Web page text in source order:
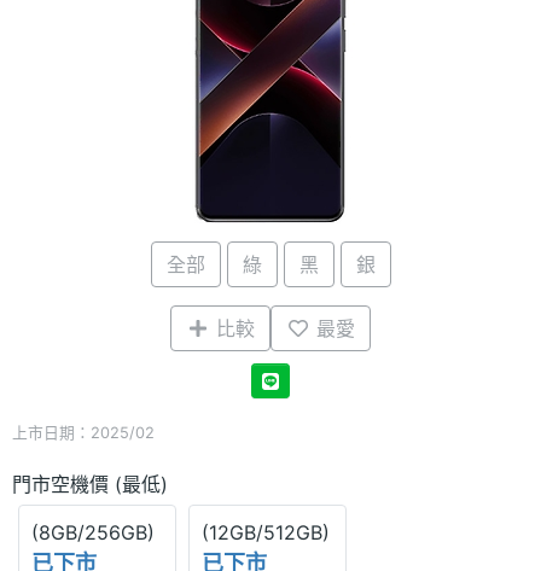
全部 綠 黑 銀
比較 最愛
上市日期：2025/02
門市空機價 (最低)
(8GB/256GB)
已下市
(12GB/512GB)
已下市